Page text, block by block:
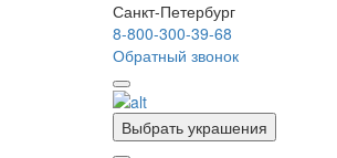
Санкт-Петербург
8-800-300-39-68
Обратный звонок
Выбрать украшения